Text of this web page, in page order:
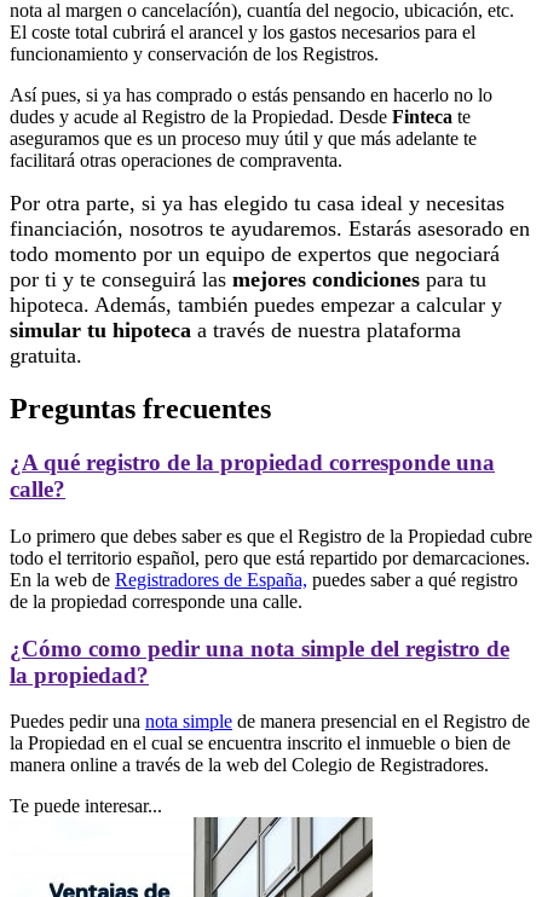
nota al margen o cancelacíón), cuantía del negocio, ubicación, etc.
El coste total cubrirá el arancel y los gastos necesarios para el
funcionamiento y conservación de los Registros.
Así pues, si ya has comprado o estás pensando en hacerlo no lo
dudes y acude al Registro de la Propiedad. Desde Finteca te
aseguramos que es un proceso muy útil y que más adelante te
facilitará otras operaciones de compraventa.
Por otra parte, si ya has elegido tu casa ideal y necesitas
financiación, nosotros te ayudaremos. Estarás asesorado en
todo momento por un equipo de expertos que negociará
por ti y te conseguirá las mejores condiciones para tu
hipoteca. Además, también puedes empezar a calcular y
simular tu hipoteca a través de nuestra plataforma
gratuita.
Preguntas frecuentes
¿A qué registro de la propiedad corresponde una
calle?
Lo primero que debes saber es que el Registro de la Propiedad cubre
todo el territorio español, pero que está repartido por demarcaciones.
En la web de Registradores de España, puedes saber a qué registro
de la propiedad corresponde una calle.
¿Cómo como pedir una nota simple del registro de
la propiedad?
Puedes pedir una nota simple de manera presencial en el Registro de
la Propiedad en el cual se encuentra inscrito el inmueble o bien de
manera online a través de la web del Colegio de Registradores.
Te puede interesar...